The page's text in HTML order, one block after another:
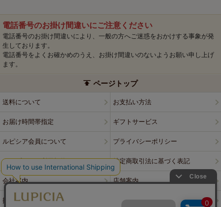
電話番号のお掛け間違いにご注意ください
電話番号のお掛け間違いにより、一般の方へご迷惑をおかけする事象が発
生しております。
電話番号をよくお確かめのうえ、お掛け間違いのないようお願い申し上げ
ます。
ページトップ
送料について お支払い方法
お届け時間帯指定 ギフトサービス
ルピシア会員について プライバシーポリシー
ウェブサイト利用規約 特定商取引法に基づく表記
会社案内 店舗案内
採用情報 ルピシアブランド